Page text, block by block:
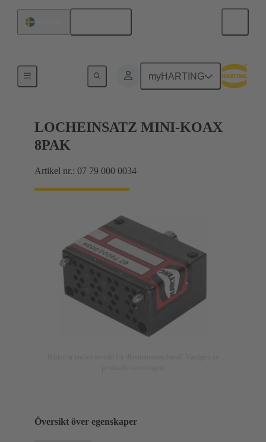
myHARTING
LOCHEINSATZ MINI-KOAX
8PAK
Artikel nr.: 07 79 000 0034
Översikt över egenskaper